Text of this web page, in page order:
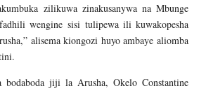
zilikuwa zinakusanywa na Mbunge
wengine sisi tulipewa ili kuwakopesha
alisema kiongozi huyo ambaye aliomba
jiji la Arusha, Okelo Constantine